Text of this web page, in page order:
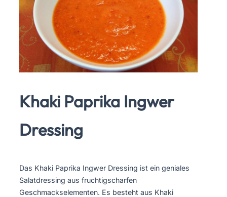
Khaki Paprika Ingwer
Dressing
Das Khaki Paprika Ingwer Dressing ist ein geniales
Salatdressing aus fruchtigscharfen
Geschmackselementen. Es besteht aus Khaki